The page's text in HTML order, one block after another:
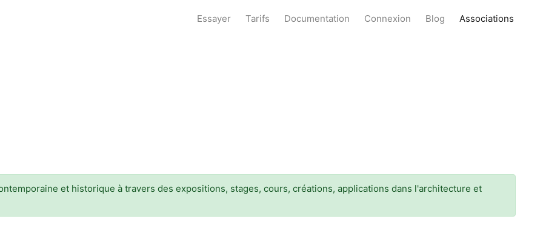
Essayer Tarifs Documentation Connexion Blog Associations
et historique à travers des expositions, stages, cours, créations, applications dans l'architecture et